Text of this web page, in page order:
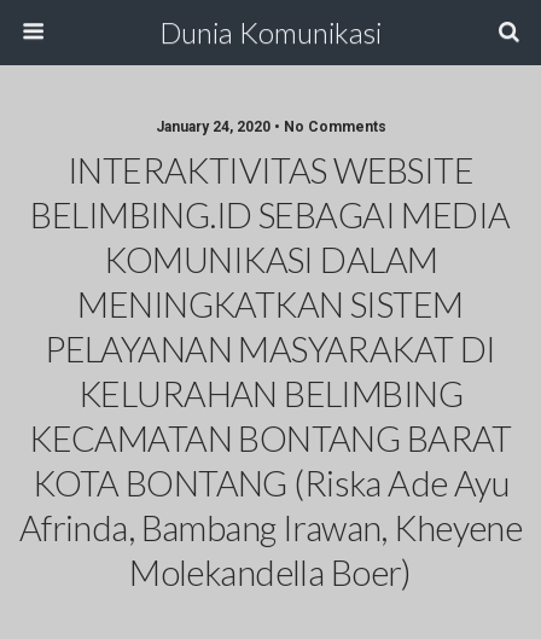
Dunia Komunikasi
January 24, 2020 • No Comments
INTERAKTIVITAS WEBSITE
BELIMBING.ID SEBAGAI MEDIA
KOMUNIKASI DALAM
MENINGKATKAN SISTEM
PELAYANAN MASYARAKAT DI
KELURAHAN BELIMBING
KECAMATAN BONTANG BARAT
KOTA BONTANG (Riska Ade Ayu
Afrinda, Bambang Irawan, Kheyene
Molekandella Boer)